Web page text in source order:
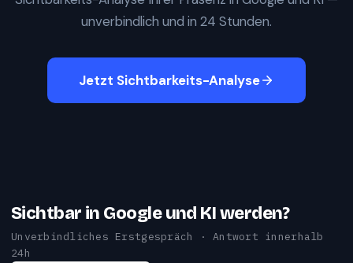
unverbindlich und in 24 Stunden.
Jetzt Sichtbarkeits-Analyse
Sichtbar in Google und KI werden?
Unverbindliches Erstgespräch · Antwort innerhalb
24h